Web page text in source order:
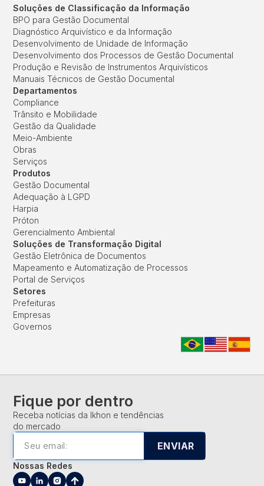
Soluções de Classificação da Informação
BPO para Gestão Documental
Diagnóstico Arquivístico e da Informação
Desenvolvimento de Unidade de Informação
Desenvolvimento dos Processos de Gestão Documental
Produção e Revisão de Instrumentos Arquivísticos
Manuais Técnicos de Gestão Documental
Departamentos
Compliance
Trânsito e Mobilidade
Gestão da Qualidade
Meio-Ambiente
Obras
Serviços
Produtos
Gestão Documental
Adequação à LGPD
Harpia
Próton
Gerencialmento Ambiental
Soluções de Transformação Digital
Gestão Eletrônica de Documentos
Mapeamento e Automatização de Processos
Portal de Serviços
Setores
Prefeituras
Empresas
Governos
Fique por dentro
Receba notícias da Ikhon e tendências
do mercado
ENVIAR
Nossas Redes